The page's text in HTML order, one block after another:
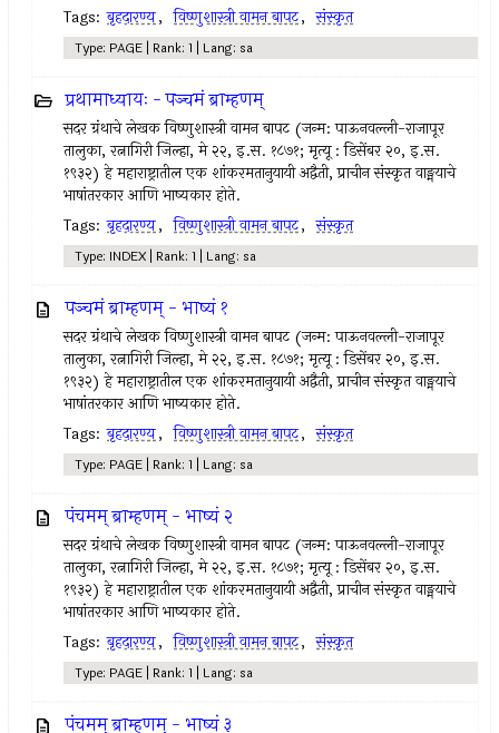
Tags: बृहदारण्य, विष्णुशास्त्री वामन बापट, संस्कृत
Type: PAGE | Rank: 1 | Lang: sa
प्रथामाध्यायः - पञ्चमं ब्राम्हणम्
सदर ग्रंथाचे लेखक विष्णुशास्त्री वामन बापट (जन्म: पाऊनवल्ली-राजापूर
तालुका, रत्नागिरी जिल्हा, मे २२, इ.स. १८७१; मृत्यू : डिसेंबर २०, इ.स.
१९३२) हे महाराष्ट्रातील एक शांकरमतानुयायी अद्वैती, प्राचीन संस्कृत वाङ्मयाचे
भाषांतरकार आणि भाष्यकार होते.
Tags: बृहदारण्य, विष्णुशास्त्री वामन बापट, संस्कृत
Type: INDEX | Rank: 1 | Lang: sa
पञ्चमं ब्राम्हणम् - भाष्यं १
सदर ग्रंथाचे लेखक विष्णुशास्त्री वामन बापट (जन्म: पाऊनवल्ली-राजापूर
तालुका, रत्नागिरी जिल्हा, मे २२, इ.स. १८७१; मृत्यू : डिसेंबर २०, इ.स.
१९३२) हे महाराष्ट्रातील एक शांकरमतानुयायी अद्वैती, प्राचीन संस्कृत वाङ्मयाचे
भाषांतरकार आणि भाष्यकार होते.
Tags: बृहदारण्य, विष्णुशास्त्री वामन बापट, संस्कृत
Type: PAGE | Rank: 1 | Lang: sa
पंचमम् ब्राम्हणम् - भाष्यं २
सदर ग्रंथाचे लेखक विष्णुशास्त्री वामन बापट (जन्म: पाऊनवल्ली-राजापूर
तालुका, रत्नागिरी जिल्हा, मे २२, इ.स. १८७१; मृत्यू : डिसेंबर २०, इ.स.
१९३२) हे महाराष्ट्रातील एक शांकरमतानुयायी अद्वैती, प्राचीन संस्कृत वाङ्मयाचे
भाषांतरकार आणि भाष्यकार होते.
Tags: बृहदारण्य, विष्णुशास्त्री वामन बापट, संस्कृत
Type: PAGE | Rank: 1 | Lang: sa
पंचमम् ब्राम्हणम् - भाष्यं ३